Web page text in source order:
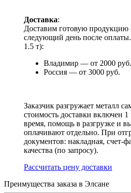
Доставка:
Доставим готовую продукцию
следующий день после
1.5 т):
Владимир — от 2000 руб.
Россия — от 3000 руб.
Заказчик разгружает металл
стоимость доставки включен
время, помощь в разгрузке и
оплачивают отдельно. При
документов: накладная, счет-
качества (по запросу).
Раcсчитать цену доставки
Преимущества заказа в Элсане